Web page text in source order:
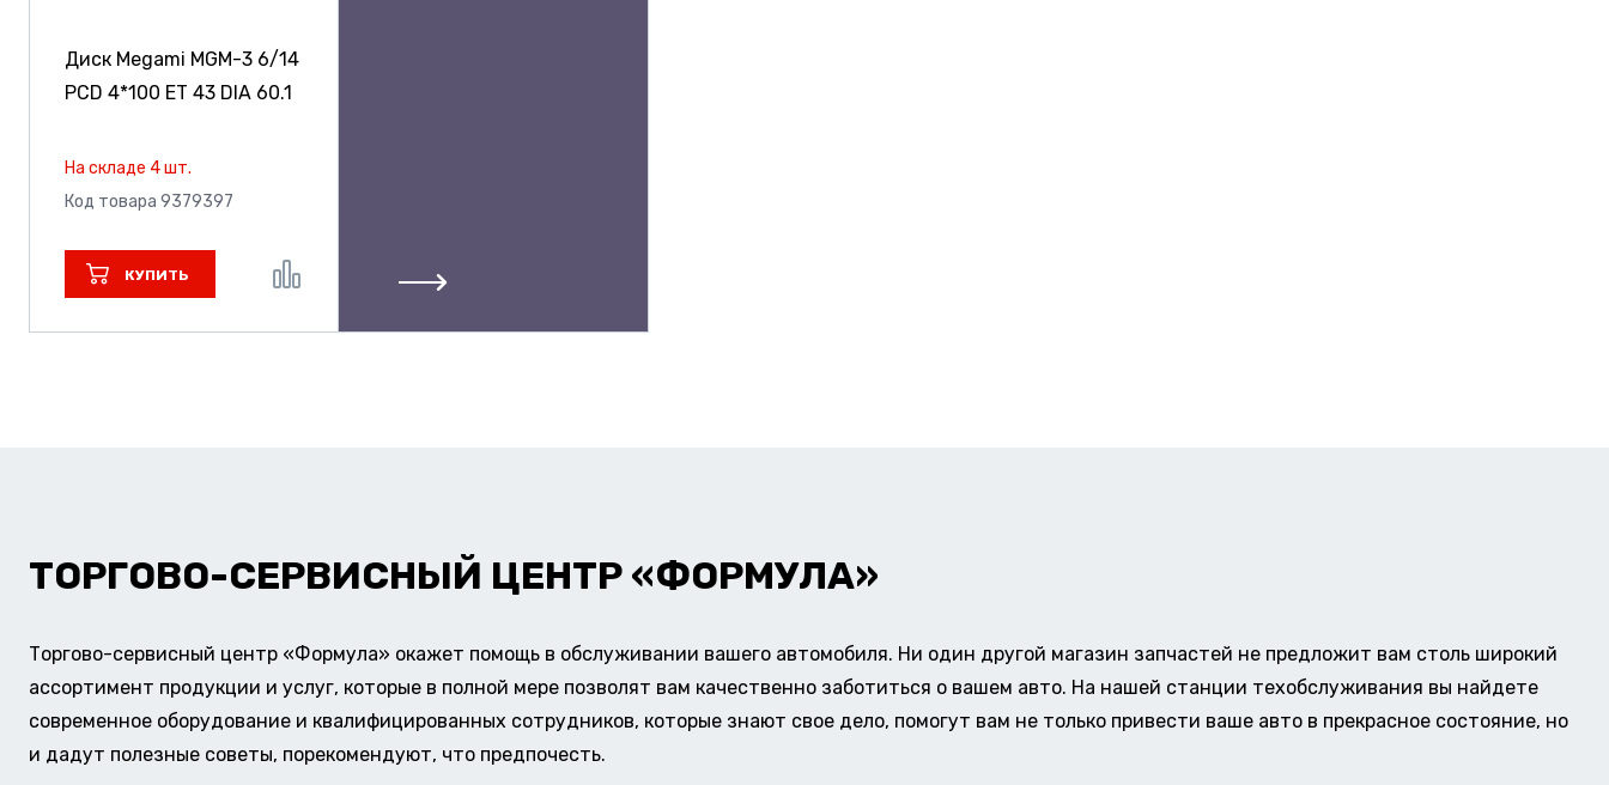
Диск Megami MGM-3 6/14
PCD 4*100 ET 43 DIA 60.1
На складе 4 шт.
Код товара 9379397
КУПИТЬ
ТОРГОВО-СЕРВИСНЫЙ ЦЕНТР «ФОРМУЛА»
Торгово-сервисный центр «Формула» окажет помощь в обслуживании вашего автомобиля. Ни один другой магазин запчастей не предложит вам столь широкий
ассортимент продукции и услуг, которые в полной мере позволят вам качественно заботиться о вашем авто. На нашей станции техобслуживания вы найдете
современное оборудование и квалифицированных сотрудников, которые знают свое дело, помогут вам не только привести ваше авто в прекрасное состояние, но
и дадут полезные советы, порекомендуют, что предпочесть.